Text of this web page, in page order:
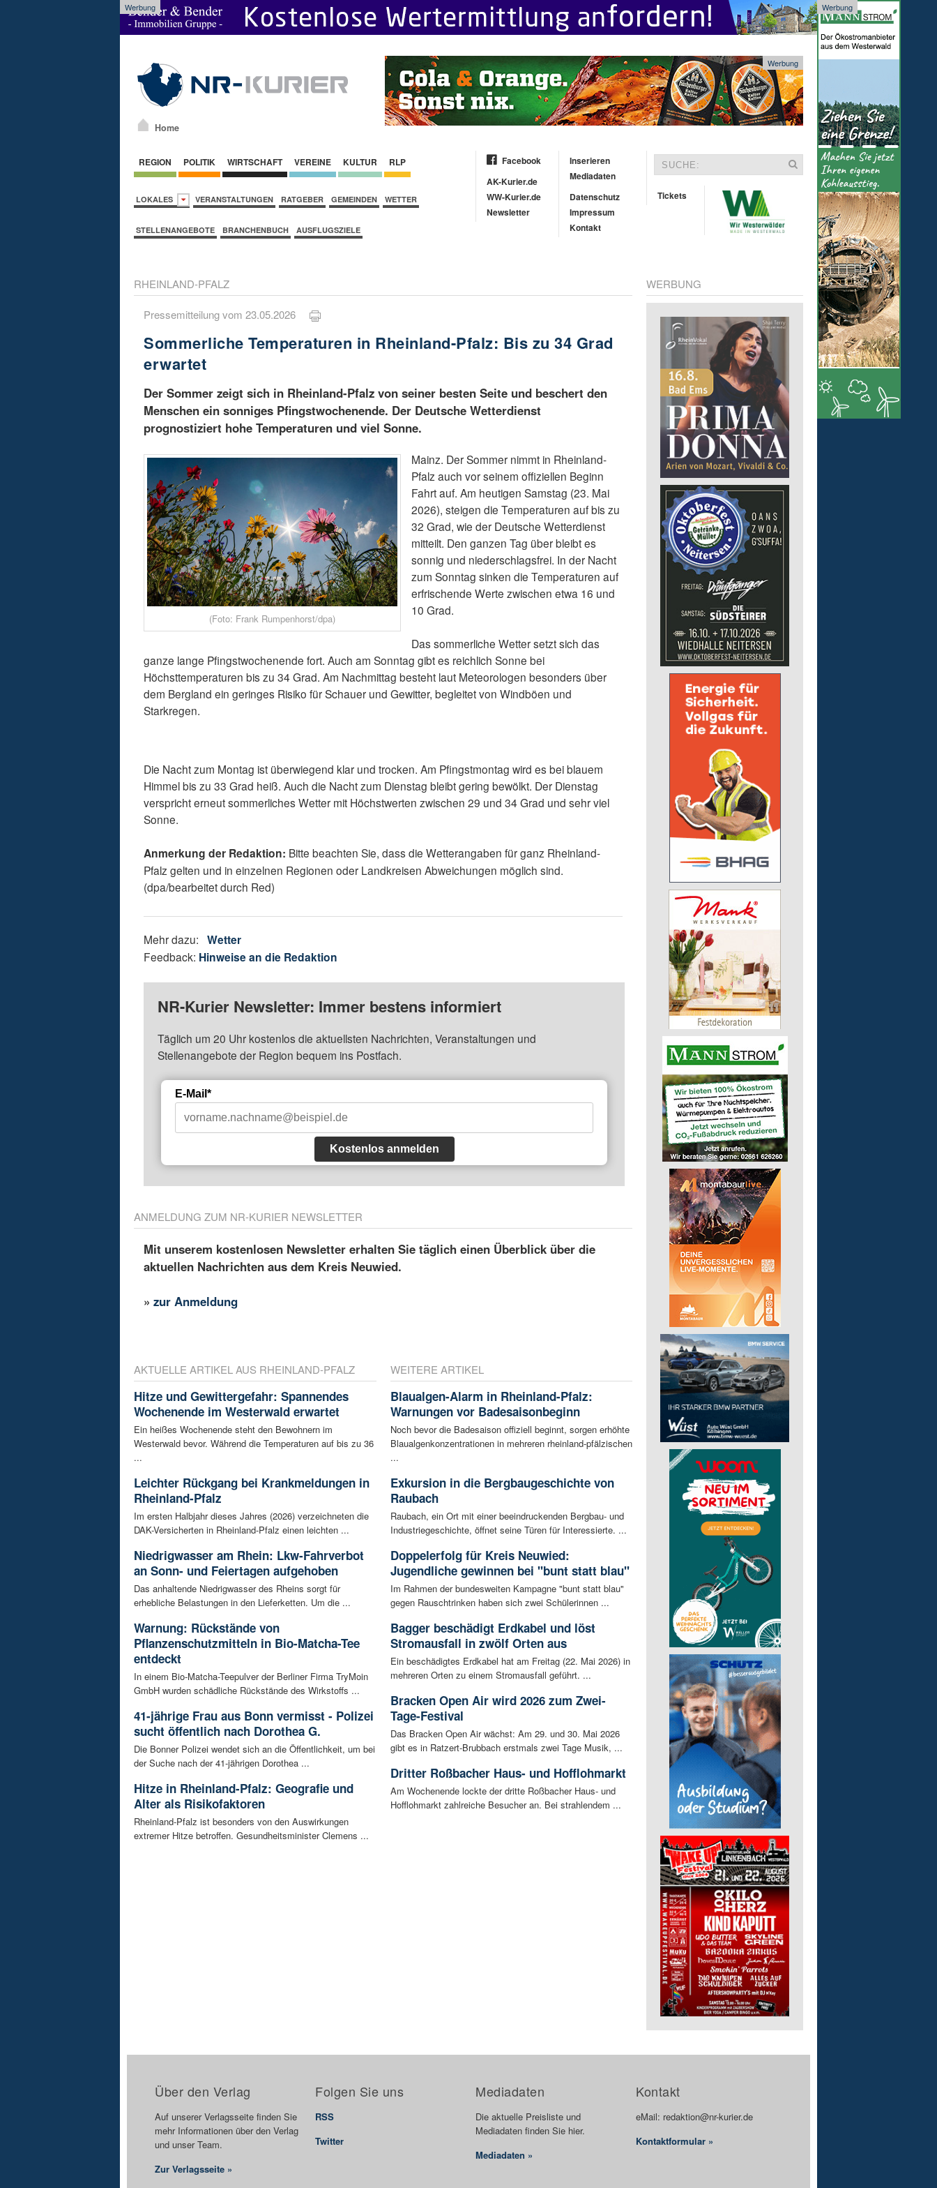
Werbung Werbung
Home
Werbung
REGION POLITIK WIRTSCHAFT VEREINE KULTUR RLP
LOKALES VERANSTALTUNGEN RATGEBER GEMEINDEN WETTER
STELLENANGEBOTE BRANCHENBUCH AUSFLUGSZIELE
Facebook
AK-Kurier.de
WW-Kurier.de
Newsletter
Inserieren
Mediadaten
Datenschutz
Impressum
Kontakt
Tickets
RHEINLAND-PFALZ
Pressemitteilung vom 23.05.2026
Sommerliche Temperaturen in Rheinland-Pfalz: Bis zu 34 Grad
erwartet
Der Sommer zeigt sich in Rheinland-Pfalz von seiner besten Seite und beschert den
Menschen ein sonniges Pfingstwochenende. Der Deutsche Wetterdienst
prognostiziert hohe Temperaturen und viel Sonne.
(Foto: Frank Rumpenhorst/dpa)
Mainz. Der Sommer nimmt in Rheinland-
Pfalz auch vor seinem offiziellen Beginn
Fahrt auf. Am heutigen Samstag (23. Mai
2026), steigen die Temperaturen auf bis zu
32 Grad, wie der Deutsche Wetterdienst
mitteilt. Den ganzen Tag über bleibt es
sonnig und niederschlagsfrei. In der Nacht
zum Sonntag sinken die Temperaturen auf
erfrischende Werte zwischen etwa 16 und
10 Grad.
Das sommerliche Wetter setzt sich das
ganze lange Pfingstwochenende fort. Auch am Sonntag gibt es reichlich Sonne bei
Höchsttemperaturen bis zu 34 Grad. Am Nachmittag besteht laut Meteorologen besonders über
dem Bergland ein geringes Risiko für Schauer und Gewitter, begleitet von Windböen und
Starkregen.
Die Nacht zum Montag ist überwiegend klar und trocken. Am Pfingstmontag wird es bei blauem
Himmel bis zu 33 Grad heiß. Auch die Nacht zum Dienstag bleibt gering bewölkt. Der Dienstag
verspricht erneut sommerliches Wetter mit Höchstwerten zwischen 29 und 34 Grad und sehr viel
Sonne.
Anmerkung der Redaktion: Bitte beachten Sie, dass die Wetterangaben für ganz Rheinland-
Pfalz gelten und in einzelnen Regionen oder Landkreisen Abweichungen möglich sind.
(dpa/bearbeitet durch Red)
Mehr dazu:Wetter
Feedback: Hinweise an die Redaktion
NR-Kurier Newsletter: Immer bestens informiert
Täglich um 20 Uhr kostenlos die aktuellsten Nachrichten, Veranstaltungen und
Stellenangebote der Region bequem ins Postfach.
E-Mail*
Kostenlos anmelden
ANMELDUNG ZUM NR-KURIER NEWSLETTER
Mit unserem kostenlosen Newsletter erhalten Sie täglich einen Überblick über die
aktuellen Nachrichten aus dem Kreis Neuwied.
»zur Anmeldung
AKTUELLE ARTIKEL AUS RHEINLAND-PFALZ
Hitze und Gewittergefahr: Spannendes
Wochenende im Westerwald erwartet
Ein heißes Wochenende steht den Bewohnern im
Westerwald bevor. Während die Temperaturen auf bis zu 36
...
Leichter Rückgang bei Krankmeldungen in
Rheinland-Pfalz
Im ersten Halbjahr dieses Jahres (2026) verzeichneten die
DAK-Versicherten in Rheinland-Pfalz einen leichten ...
Niedrigwasser am Rhein: Lkw-Fahrverbot
an Sonn- und Feiertagen aufgehoben
Das anhaltende Niedrigwasser des Rheins sorgt für
erhebliche Belastungen in den Lieferketten. Um die ...
Warnung: Rückstände von
Pflanzenschutzmitteln in Bio-Matcha-Tee
entdeckt
In einem Bio-Matcha-Teepulver der Berliner Firma TryMoin
GmbH wurden schädliche Rückstände des Wirkstoffs ...
41-jährige Frau aus Bonn vermisst - Polizei
sucht öffentlich nach Dorothea G.
Die Bonner Polizei wendet sich an die Öffentlichkeit, um bei
der Suche nach der 41-jährigen Dorothea ...
Hitze in Rheinland-Pfalz: Geografie und
Alter als Risikofaktoren
Rheinland-Pfalz ist besonders von den Auswirkungen
extremer Hitze betroffen. Gesundheitsminister Clemens ...
WEITERE ARTIKEL
Blaualgen-Alarm in Rheinland-Pfalz:
Warnungen vor Badesaisonbeginn
Noch bevor die Badesaison offiziell beginnt, sorgen erhöhte
Blaualgenkonzentrationen in mehreren rheinland-pfälzischen
...
Exkursion in die Bergbaugeschichte von
Raubach
Raubach, ein Ort mit einer beeindruckenden Bergbau- und
Industriegeschichte, öffnet seine Türen für Interessierte. ...
Doppelerfolg für Kreis Neuwied:
Jugendliche gewinnen bei "bunt statt blau"
Im Rahmen der bundesweiten Kampagne "bunt statt blau"
gegen Rauschtrinken haben sich zwei Schülerinnen ...
Bagger beschädigt Erdkabel und löst
Stromausfall in zwölf Orten aus
Ein beschädigtes Erdkabel hat am Freitag (22. Mai 2026) in
mehreren Orten zu einem Stromausfall geführt. ...
Bracken Open Air wird 2026 zum Zwei-
Tage-Festival
Das Bracken Open Air wächst: Am 29. und 30. Mai 2026
gibt es in Ratzert-Brubbach erstmals zwei Tage Musik, ...
Dritter Roßbacher Haus- und Hofflohmarkt
Am Wochenende lockte der dritte Roßbacher Haus- und
Hofflohmarkt zahlreiche Besucher an. Bei strahlendem ...
WERBUNG
Über den Verlag
Auf unserer Verlagsseite finden Sie
mehr Informationen über den Verlag
und unser Team.
Zur Verlagsseite »
Folgen Sie uns
RSS
Twitter
Mediadaten
Die aktuelle Preisliste und
Mediadaten finden Sie hier.
Mediadaten »
Kontakt
eMail: redaktion@nr-kurier.de
Kontaktformular »